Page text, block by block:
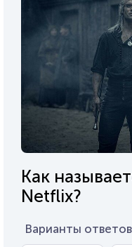
Как
Netflix?
Варианты